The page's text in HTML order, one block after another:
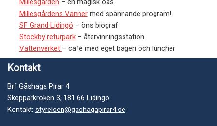
Millesgården – en magisk oas
Millesgårdens Vännermed spännande program!
SF Grand Lidingö – öns biograf
Stockby returpark– återvinningsstation
Vattenverket – café med eget bageri och luncher
Kontakt
Brf Gåshaga Pirar 4
Skepparkroken 3, 181 66 Lidingö
Kontakt: styrelsen@gashagapirar4.se